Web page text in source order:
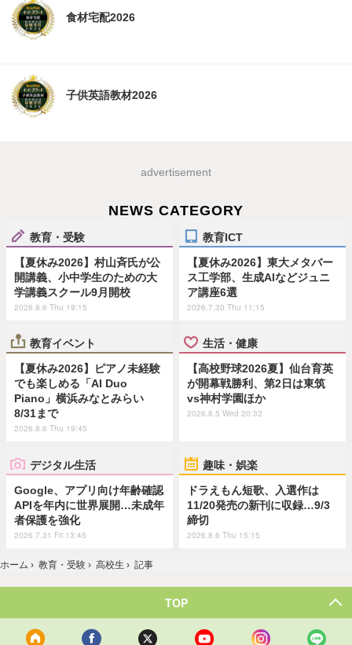
食材宅配2026
子供英語教材2026
advertisement
NEWS CATEGORY
教育・受験
【夏休み2026】村山斉氏が公
開講義、小中学生のための大
学講義スクール9月開校
2026.8.6 Thu 19:15
教育ICT
【夏休み2026】東大メタバー
ス工学部、生成AIなどジュニ
ア講座6選
2026.7.30 Thu 11:15
教育イベント
【夏休み2026】ピアノ未経験
でも楽しめる「AI Duo
Piano」横浜みなとみらい
8/31まで
2026.8.6 Thu 19:45
生活・健康
【高校野球2026夏】仙台育英
が開幕戦勝利、第2日は東筑
vs神村学園ほか
2026.8.5 Wed 20:32
デジタル生活
Google、アプリ向け年齢確認
APIを年内に世界展開…未成年
者保護を強化
2026.7.31 Fri 13:45
趣味・娯楽
ドラえもん短歌、入選作は
11/20発売の新刊に収録…9/3
締切
2026.8.6 Thu 15:15
ホーム › 教育・受験 › 高校生 › 記事
TOP